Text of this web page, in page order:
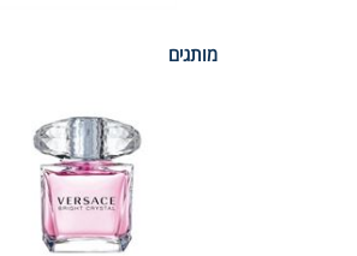
מותגים